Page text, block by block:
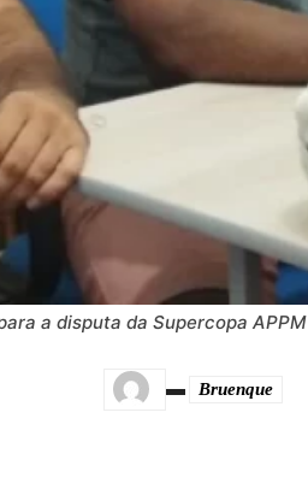
a disputa da Supercopa
Bruenque